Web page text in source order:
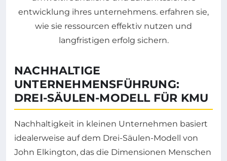
NACHHALTIGE
UNTERNEHMENSFÜHRUNG:
DREI-SÄULEN-MODELL FÜR KMU
Nachhaltigkeit in kleinen Unternehmen basiert
idealerweise auf dem Drei-Säulen-Modell von
John Elkington, das die Dimensionen Menschen